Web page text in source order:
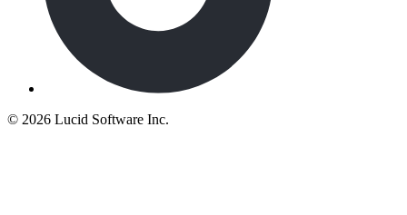
© 2026 Lucid Software Inc.